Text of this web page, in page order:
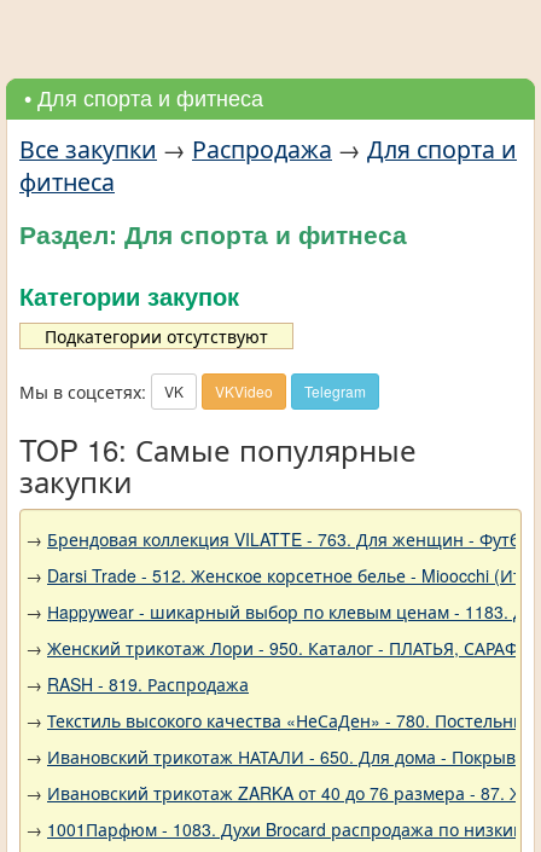
• Для спорта и фитнеса
Все закупки → Распродажа → Для спорта и
фитнеса
Раздел: Для спорта и фитнеса
Категории закупок
Подкатегории отсутствуют
Мы в соцсетях: VK VKVideo Telegram
TOP 16: Самые популярные
закупки
→ Брендовая коллекция VILATTE - 763. Для женщин -
→ Darsi Trade - 512. Женское корсетное белье - Mioocchi
→ Нappywear - шикарный выбор по клевым ценам - 1183.
→ Женский трикотаж Лори - 950. Каталог - ПЛАТЬЯ,
→ RASH - 819. Распродажа
→ Текстиль высокого качества «НеСаДен» - 780.
→ Ивановский трикотаж НАТАЛИ - 650. Для дома -
→ Ивановский трикотаж ZARKA от 40 до 76 размера - 87.
→ 1001Парфюм - 1083. Духи Brocard распродажа по низким